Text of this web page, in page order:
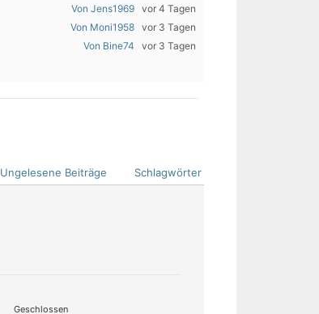
Von Jens1969 vor 4 Tagen
Von Moni1958 vor 3 Tagen
Von Bine74 vor 3 Tagen
Ungelesene Beiträge Schlagwörter
Geschlossen